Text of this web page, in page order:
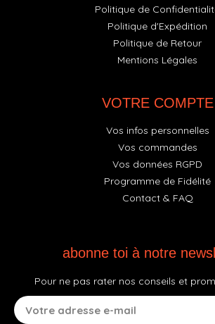
Politique de
Politique d'Expédition
Politique de Retour
Mentions Légales
VOTRE COMPTE
Vos infos personnelles
Vos commandes
Vos données RGPD
Programme de Fidélité
Contact & FAQ
abonne toi à notre
Pour ne pas rater nos conseils et